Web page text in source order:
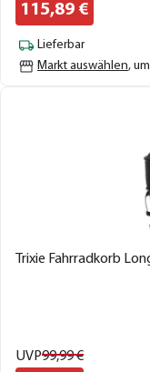
115,89 €
Lieferbar
Markt auswählen,
Trixie Fahrradkorb
UVP99,99€